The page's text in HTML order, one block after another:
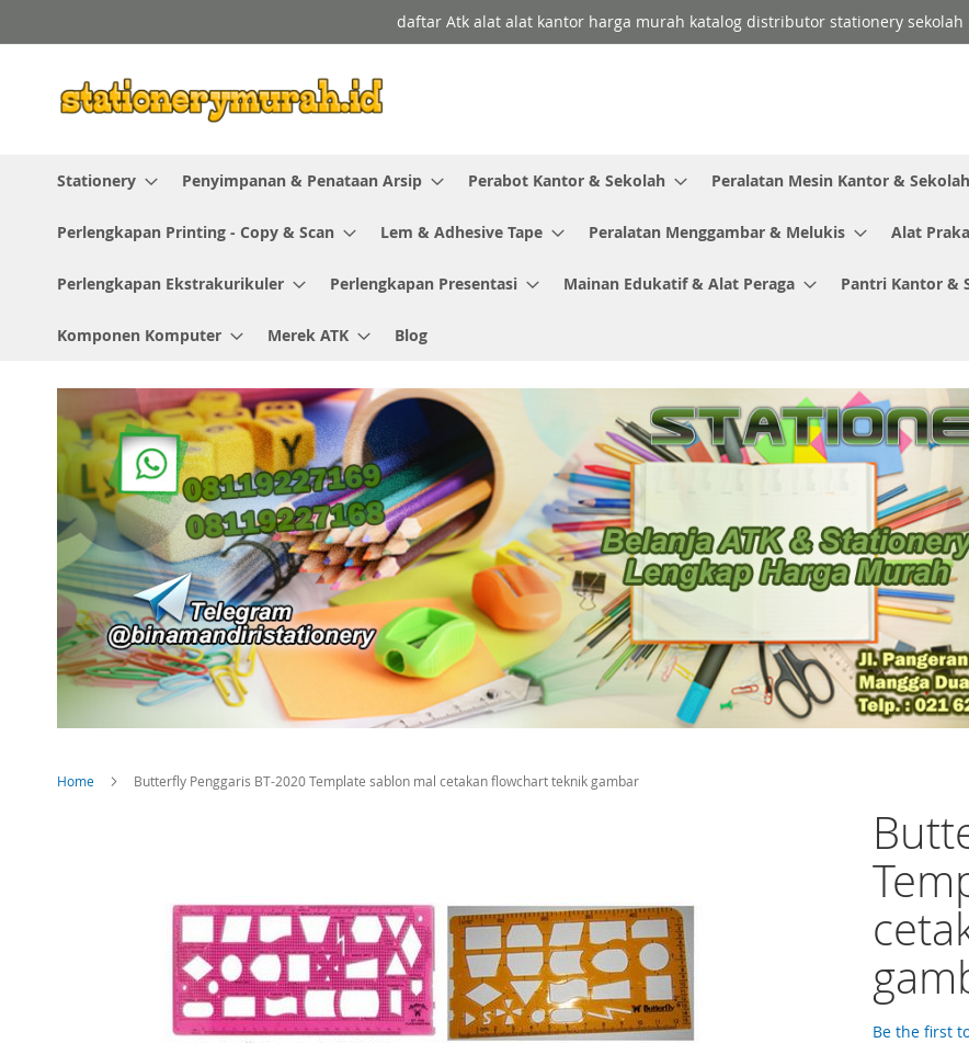
to
daftar Atk alat alat kantor harga murah katalog distributor stationery
Stationery Penyimpanan & Penataan Arsip Perabot Kantor & Sekolah Peralatan Mesin Kantor & Sekolah
Perlengkapan Printing - Copy & Scan Lem & Adhesive Tape Peralatan Menggambar & Melukis Alat
Perlengkapan Ekstrakurikuler Perlengkapan Presentasi Mainan Edukatif & Alat Peraga Pantri Kantor &
Komponen Komputer Merek ATK Blog
Home Butterfly Penggaris BT-2020 Template sablon mal cetakan flowchart teknik gambar
Be the first